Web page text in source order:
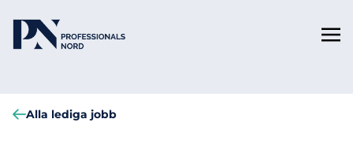
Alla lediga jobb